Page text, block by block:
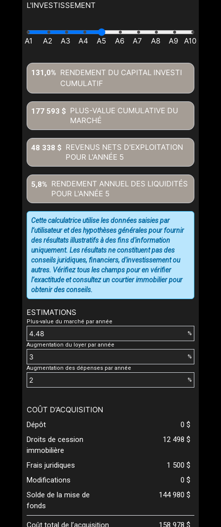
L'INVESTISSEMENT
RENDEMENT DU CAPITAL INVESTI
CUMULATIF
131,0%
PLUS-VALUE CUMULATIVE DU
MARCHÉ
177 593 $
REVENUS NETS D'EXPLOITATION
POUR L'ANNÉE 5
48 338 $
RENDEMENT ANNUEL DES LIQUIDITÉS
POUR L'ANNÉE 5
5,8%
ESTIMATIONS
Plus-value du marché par année
%
Augmentation du loyer par année
%
Augmentation des dépenses par année
%
Cette calculatrice utilise les données saisies par
l’utilisateur et des hypothèses générales pour fournir
des résultats illustratifs à des fins d'information
uniquement. Les résultats ne constituent pas des
conseils juridiques, financiers, d'investissement ou
autres. Vérifiez tous les champs pour en vérifier
l’exactitude et consultez un courtier immobilier pour
obtenir des conseils.
COÛT D’ACQUISITION
Dépôt
0 $
Droits de cession
immobilière
12 498 $
Frais juridiques
1 500 $
Modifications
0 $
Solde de la mise de
fonds
144 980 $
Coût total de l’acquisition 158 978 $